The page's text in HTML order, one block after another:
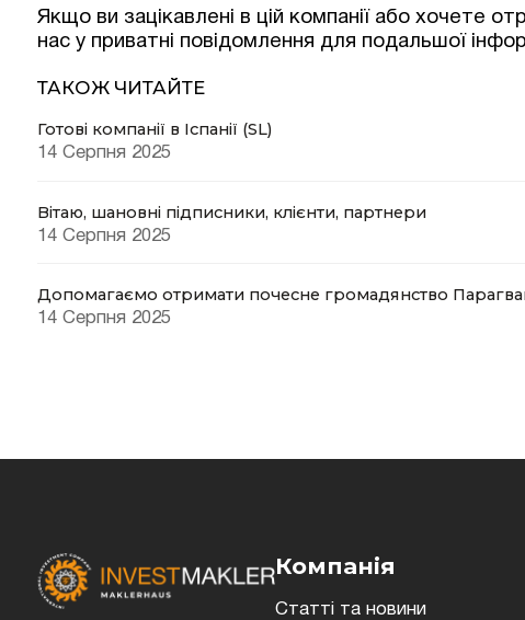
Якщо ви зацікавлені в цій компанії або хочете
нас у приватні повідомлення для подальшої
ТАКОЖ ЧИТАЙТЕ
Готові компанії в Іспанії (SL)
14 Серпня 2025
Вітаю, шановні підписники, клієнти, партнери
14 Серпня 2025
Допомагаємо отримати почесне громадянство
14 Серпня 2025
Компанія
Статті та новини